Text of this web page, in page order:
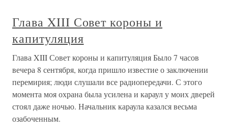
Глава XIII Совет короны и
капитуляция
Глава XIII Совет короны и капитуляция Было 7 часов
вечера 8 сентября, когда пришло известие о заключении
перемирия; люди слушали все радиопередачи. С этого
момента моя охрана была усилена и караул у моих дверей
стоял даже ночью. Начальник караула казался весьма
озабоченным.